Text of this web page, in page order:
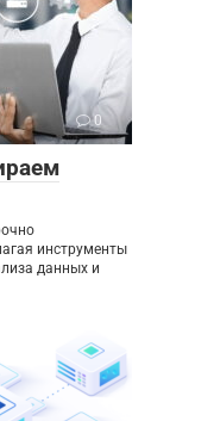
0
инструменты
данных и